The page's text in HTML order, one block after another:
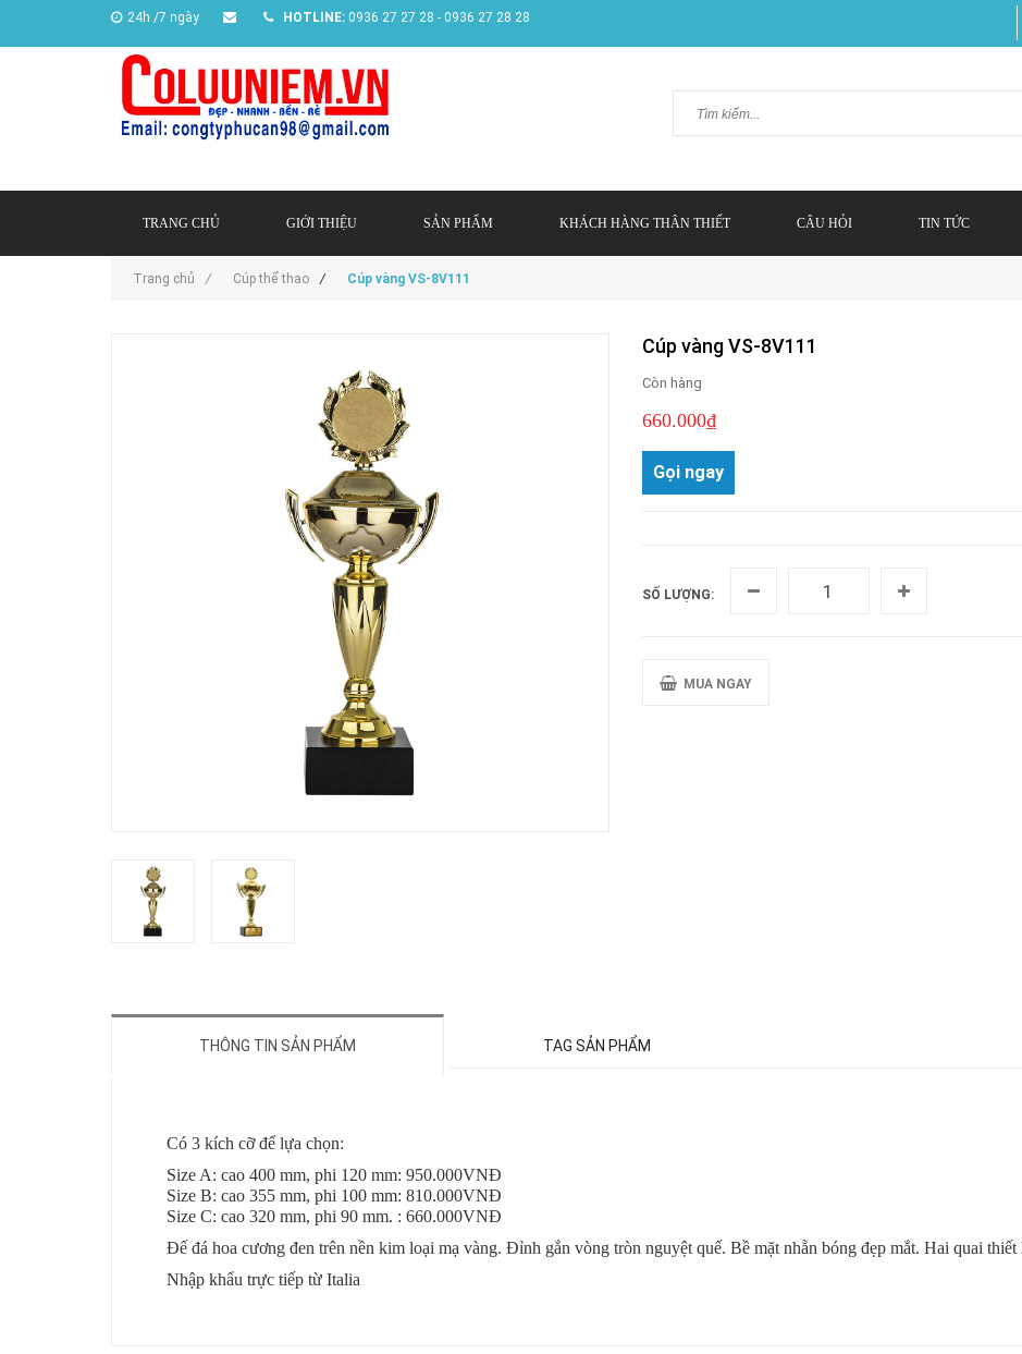
24h /7 ngày HOTLINE: 0936 27 27 28 - 0936 27 28 28
TRANG CHỦ GIỚI THIỆU SẢN PHẨM KHÁCH HÀNG THÂN THIẾT CÂU HỎI TIN TỨC
Trang chủ / Cúp thể thao / Cúp vàng VS-8V111
Cúp vàng VS-8V111
Còn hàng
660.000₫
Gọi ngay
SỐ LƯỢNG:
MUA NGAY
THÔNG TIN SẢN PHẨM TAG SẢN PHẨM
Có 3 kích cỡ để lựa chọn:
Size A: cao 400 mm, phi 120 mm: 950.000VNĐ
Size B: cao 355 mm, phi 100 mm: 810.000VNĐ
Size C: cao 320 mm, phi 90 mm. : 660.000VNĐ
Đế đá hoa cương đen trên nền kim loại mạ vàng. Đỉnh gắn vòng tròn nguyệt quế. Bề mặt nhẵn bóng đẹp mắt. Hai quai thiết
Nhập khẩu trực tiếp từ Italia